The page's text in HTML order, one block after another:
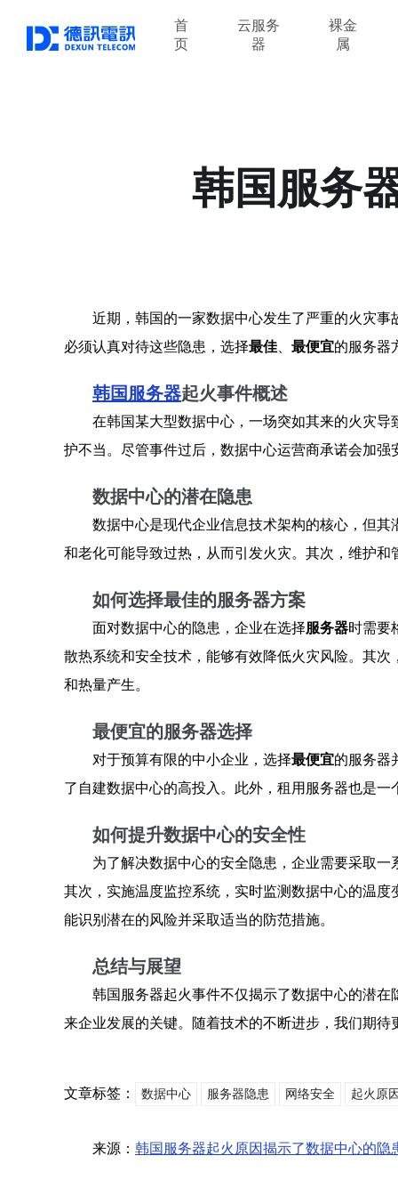
首
页
云服务
器
裸金
属
韩国服务
近期，韩国的一家数据中心发生了严重的火灾
必须认真对待这些隐患，选择最佳 最便宜的服务器
韩国服务器起火事件概述
在韩国某大型数据中心，一场突如其来的火灾
护不当。尽管事件过后，数据中心运营商承诺会加
数据中心的潜在隐患
数据中心是现代企业信息技术架构的核心，但
和老化可能导致过热，从而引发火灾。其次，维护
如何选择最佳的服务器方案
面对数据中心的隐患，企业在选择服务器时需要
散热系统和安全技术，能够有效降低火灾风险。其
和热量产生。
最便宜的服务器选择
对于预算有限的中小企业，选择最便宜的服务器
了自建数据中心的高投入。此外，租用服务器也是
如何提升数据中心的安全性
为了解决数据中心的安全隐患，企业需要采取
其次，实施温度监控系统，实时监测数据中心的温
能识别潜在的风险并采取适当的防范措施。
总结与展望
韩国服务器起火事件不仅揭示了数据中心的潜
来企业发展的关键。随着技术的不断进步，我们期
文章标签： 数据中心 服务器隐患 网络安全 起火原
来源： 韩国服务器起火原因揭示了数据中心的隐